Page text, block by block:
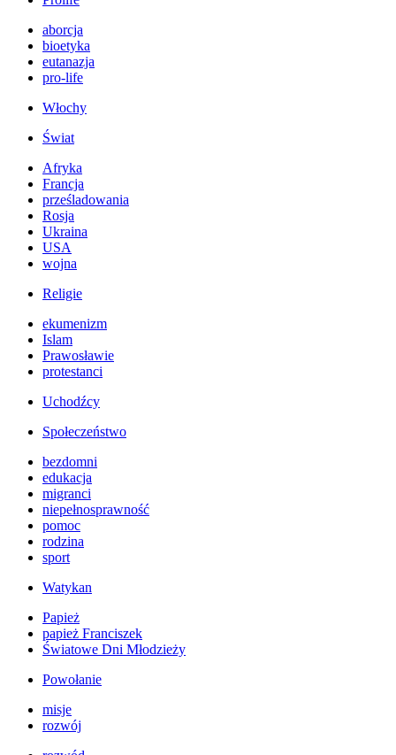
aborcja
bioetyka
eutanazja
pro-life
Włochy
Świat
Afryka
Francja
prześladowania
Rosja
Ukraina
USA
wojna
Religie
ekumenizm
Islam
Prawosławie
protestanci
Uchodźcy
Społeczeństwo
bezdomni
edukacja
migranci
niepełnosprawność
pomoc
rodzina
sport
Watykan
Papież
papież Franciszek
Światowe Dni Młodzieży
Powołanie
misje
rozwój